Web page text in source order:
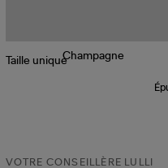
Taille unique
VOTRE CONSEILLÈRE LULLI